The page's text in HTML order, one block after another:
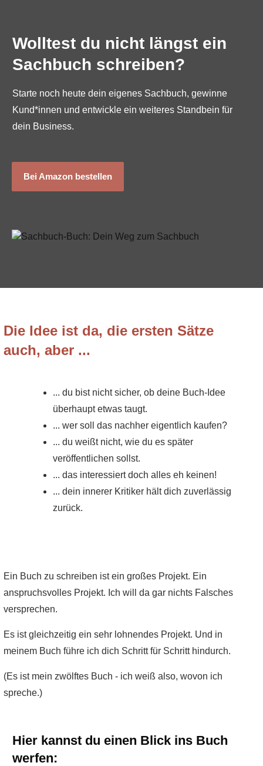
Wolltest du nicht längst ein
Sachbuch schreiben?
Starte noch heute dein eigenes Sachbuch, gewinne
Kund*innen und entwickle ein weiteres Standbein für
dein Business.
Bei Amazon bestellen
Die Idee ist da, die ersten Sätze
auch, aber ...
... du bist nicht sicher, ob deine Buch-Idee
überhaupt etwas taugt.
... wer soll das nachher eigentlich kaufen?
... du weißt nicht, wie du es später
veröffentlichen sollst.
... das interessiert doch alles eh keinen!
... dein innerer Kritiker hält dich zuverlässig
zurück.
Ein Buch zu schreiben ist ein großes Projekt. Ein
anspruchsvolles Projekt. Ich will da gar nichts Falsches
versprechen.
Es ist gleichzeitig ein sehr lohnendes Projekt. Und in
meinem Buch führe ich dich Schritt für Schritt hindurch.
(Es ist mein zwölftes Buch - ich weiß also, wovon ich
spreche.)
Hier kannst du einen Blick ins Buch
werfen: